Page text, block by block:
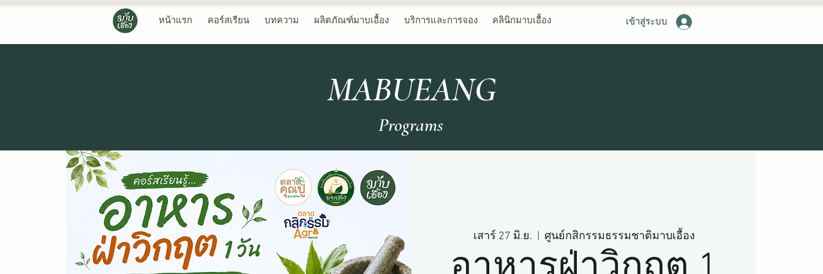
หน้าแรก คอร์สเรียน บทความ ผลิตภัณฑ์มาบเอื้อง บริการและการจอง คลินิกมาบเอื้อง เข้าสู่ระบบ
MABUEANG
Programs
เสาร์ 27 มิ.ย.
  |
ศูนย์กสิกรรมธรรมชาติมาบเอื้อง